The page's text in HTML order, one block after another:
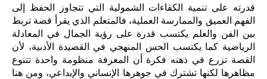
قدرته على تنمية الكفاءات الشمولية التي تتجاوز الحفظ إلى
الفهم العميق والممارسة العملية، فالمتعلم الذي يقرأ قصة تربط
بين الفن والعلم يكتسب قدرة على رؤية الجمال في المعادلة
الرياضية كما يكتسب الحس المنهجي في القصيدة الأدبية، لأن
القصة تزرع في ذهنه فكرة أن المعرفة منظومة واحدة تتنوع
مظاهرها لكنها تشترك في جوهرها الإنساني والإبداعي، ومن هنا